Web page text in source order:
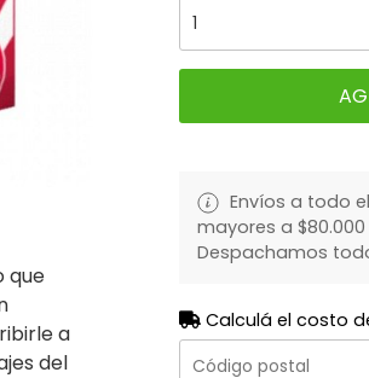
que
a
del
Envíos a todo
mayores a
Despachamos
Calculá el costo